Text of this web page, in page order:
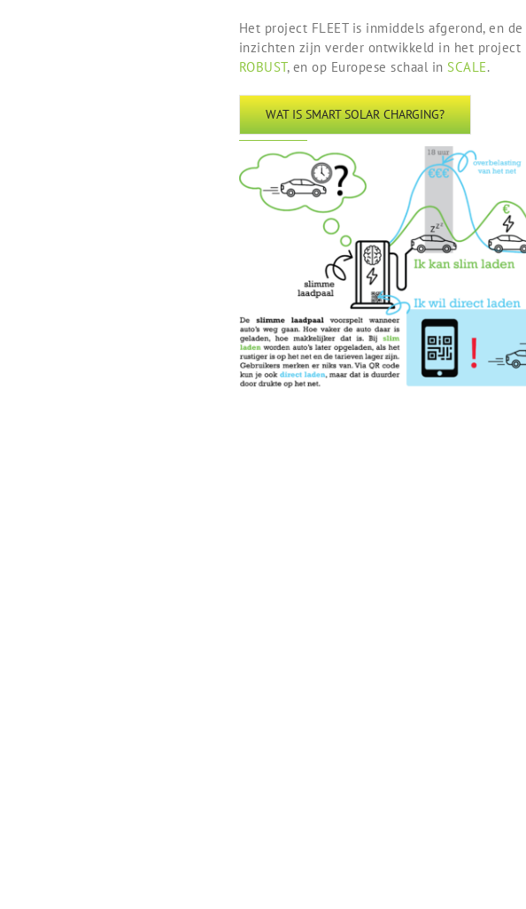
Het project FLEET is inmiddels afgerond, en de
inzichten zijn verder ontwikkeld in het project
ROBUST, en op Europese schaal in SCALE.
WAT IS SMART SOLAR CHARGING?